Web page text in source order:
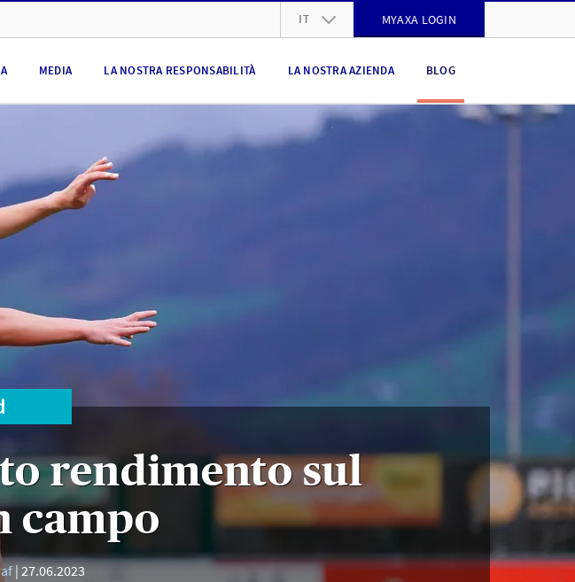
IT MYAXA LOGIN
MEDIA LA NOSTRA RESPONSABILITÀ LA NOSTRA AZIENDA BLOG
rendimento sul
campo
27.06.2023